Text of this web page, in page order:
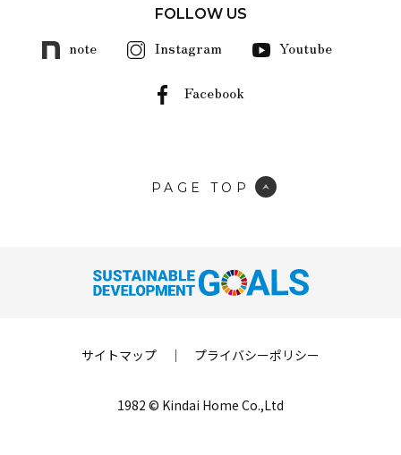
FOLLOW US
note Instagram Youtube
Facebook
PAGE TOP
サイトマップ ｜ プライバシーポリシー
1982 © Kindai Home Co.,Ltd